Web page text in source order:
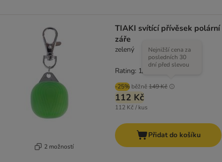
2 možností
TIAKI svítící přívěsek polární
záře
zelený
-25% běžně149 Kč
Nejnižší cena za
posledních 30
dní před slevou
112 Kč
112 Kč / kus
Rating: 1/5
Přidat do košíku